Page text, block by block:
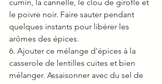
cumin, la cannelle, le clou de girofle et
le poivre noir. Faire sauter pendant
quelques instants pour libérer les
arômes des épices.
6. Ajouter ce mélange d'épices à la
casserole de lentilles cuites et bien
mélanger. Assaisonner avec du sel de